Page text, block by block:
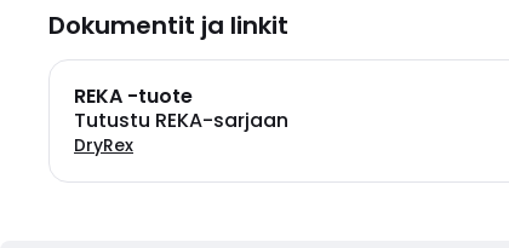
Dokumentit ja linkit
REKA -tuote
Tutustu REKA-sarjaan
DryRex